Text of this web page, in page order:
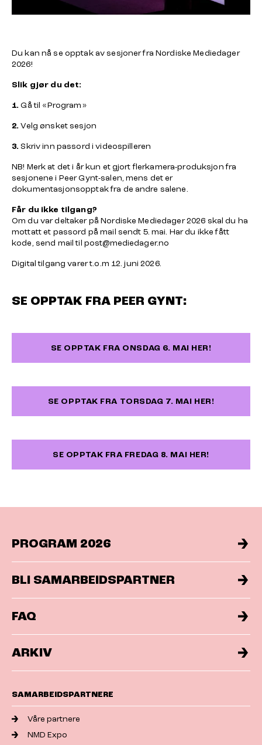
Du kan nå se opptak av sesjoner fra Nordiske Mediedager
2026!
Slik gjør du det:
1.Gå til «Program »
2. Velg ønsket sesjon
3.Skriv inn passord i videospilleren
NB! Merk at det i år kun et gjort flerkamera-produksjon fra
sesjonene i Peer Gynt-salen, mens det er
dokumentasjonsopptak fra de andre salene.
Får du ikke tilgang?
Om du var deltaker på Nordiske Mediedager 2026 skal du ha
mottatt et passord på mail sendt 5. mai. Har du ikke fått
kode, send mail til post@mediedager.no
Digital tilgang varer t.o.m 12. juni 2026.
SE OPPTAK FRA PEER GYNT:
SE OPPTAK FRA ONSDAG 6. MAI HER!
SE OPPTAK FRA TORSDAG 7. MAI HER!
SE OPPTAK FRA FREDAG 8. MAI HER!
PROGRAM 2026
BLI SAMARBEIDSPARTNER
FAQ
ARKIV
SAMARBEIDSPARTNERE
Våre partnere
NMD Expo